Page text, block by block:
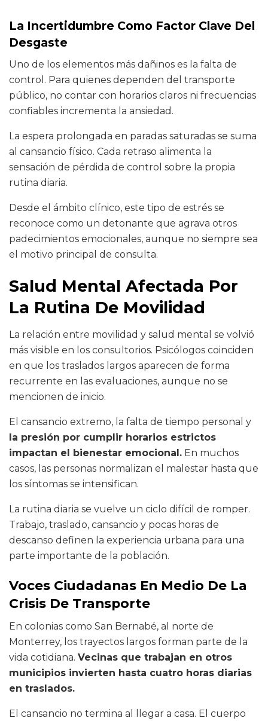
La Incertidumbre Como Factor Clave Del
Desgaste
Uno de los elementos más dañinos es la falta de
control. Para quienes dependen del transporte
público, no contar con horarios claros ni frecuencias
confiables incrementa la ansiedad.
La espera prolongada en paradas saturadas se suma
al cansancio físico. Cada retraso alimenta la
sensación de pérdida de control sobre la propia
rutina diaria.
Desde el ámbito clínico, este tipo de estrés se
reconoce como un detonante que agrava otros
padecimientos emocionales, aunque no siempre sea
el motivo principal de consulta.
Salud Mental Afectada Por
La Rutina De Movilidad
La relación entre movilidad y salud mental se volvió
más visible en los consultorios. Psicólogos coinciden
en que los traslados largos aparecen de forma
recurrente en las evaluaciones, aunque no se
mencionen de inicio.
El cansancio extremo, la falta de tiempo personal y
la presión por cumplir horarios estrictos
impactan el bienestar emocional. En muchos
casos, las personas normalizan el malestar hasta que
los síntomas se intensifican.
La rutina diaria se vuelve un ciclo difícil de romper.
Trabajo, traslado, cansancio y pocas horas de
descanso definen la experiencia urbana para una
parte importante de la población.
Voces Ciudadanas En Medio De La
Crisis De Transporte
En colonias como San Bernabé, al norte de
Monterrey, los trayectos largos forman parte de la
vida cotidiana. Vecinas que trabajan en otros
municipios invierten hasta cuatro horas diarias
en traslados.
El cansancio no termina al llegar a casa. El cuerpo